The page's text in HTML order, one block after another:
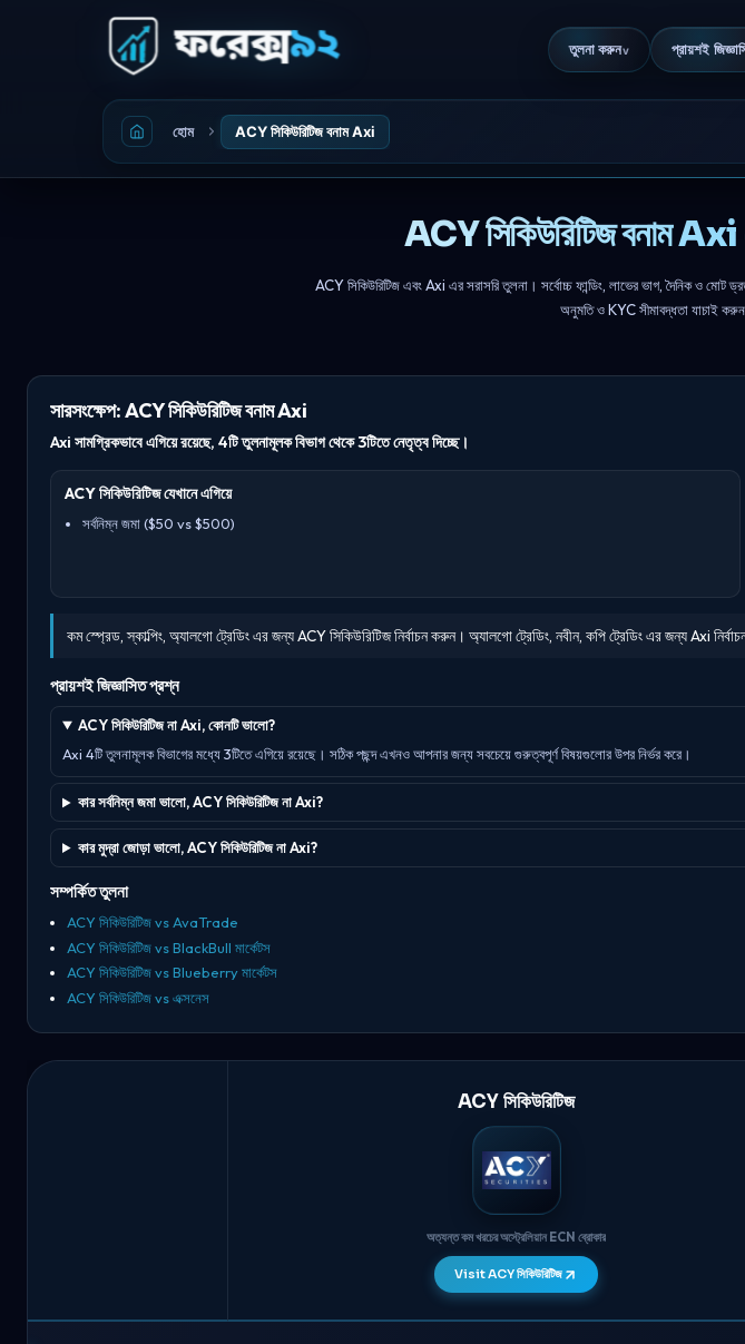
তুলনা করুনv প্রায়শই
হোম ACY সিকিউরিটিজ বনাম Axi
ACY সিকিউরিটিজ বনাম
ACY সিকিউরিটিজ এবং Axi এর সরাসরি তুলনা। সর্বোচ্চ ফান্ডিং, লাভের ভাগ, দৈনিক ও মোট
অনুমতি ও KYC সীমাবদ্ধতা যাচাই
সারসংক্ষেপ: ACY সিকিউরিটিজ বনাম Axi
Axi সামগ্রিকভাবে এগিয়ে রয়েছে, 4টি তুলনামূলক বিভাগ থেকে 3টিতে নেতৃত্ব দিচ্ছে।
ACY সিকিউরিটিজ যেখানে এগিয়ে
সর্বনিম্ন জমা ($50 vs $500)
কম স্প্রেড, স্কাল্পিং, অ্যালগো ট্রেডিং এর জন্য ACY সিকিউরিটিজ নির্বাচন করুন। অ্যালগো ট্রেডিং, নবীন, কপি ট্রেডিং এর জন্য Axi
প্রায়শই জিজ্ঞাসিত প্রশ্ন
ACY সিকিউরিটিজ না Axi, কোনটি ভালো?
Axi 4টি তুলনামূলক বিভাগের মধ্যে 3টিতে এগিয়ে রয়েছে। সঠিক পছন্দ এখনও আপনার জন্য সবচেয়ে গুরুত্বপূর্ণ বিষয়গুলোর উপর নির্ভর করে।
কার সর্বনিম্ন জমা ভালো, ACY সিকিউরিটিজ না Axi?
কার মুদ্রা জোড়া ভালো, ACY সিকিউরিটিজ না Axi?
সম্পর্কিত তুলনা
ACY সিকিউরিটিজ vs AvaTrade
ACY সিকিউরিটিজ vs BlackBull মার্কেটস
ACY সিকিউরিটিজ vs Blueberry মার্কেটস
ACY সিকিউরিটিজ vs এক্সনেস
ACY সিকিউরিটিজ
অত্যন্ত কম খরচের অস্ট্রেলিয়ান ECN ব্রোকার
Visit ACY সিকিউরিটিজ